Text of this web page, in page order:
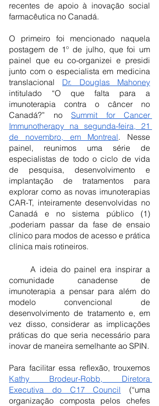
recentes de apoio à inovação social
farmacêutica no Canadá.
O primeiro foi mencionado naquela
postagem de 1º de julho, que foi um
painel que eu co-organizei e presidi
junto com o especialista em medicina
translacional
Dr. Douglas Mahoney
intitulado “O que falta para a
imunoterapia contra o câncer no
Canadá?” no
Summit for Cancer
Immunotherapy na segunda-feira, 21
de novembro, em Montreal. Nesse
painel, reunimos uma série de
especialistas de todo o ciclo de vida
de pesquisa, desenvolvimento e
implantação de tratamentos para
explorar como as novas imunoterapias
CAR-T, inteiramente desenvolvidas no
Canadá e no sistema público (1)
,poderiam passar da fase de ensaio
clínico para modos de acesso e prática
clínica mais rotineiros.
	A ideia do painel era inspirar a
comunidade canadense de
imunoterapia a pensar para além do
modelo convencional de
desenvolvimento de tratamento e, em
vez disso, considerar as implicações
práticas do que seria necessário para
Para facilitar essa reflexão, trouxemos
Kathy Brodeur-Robb, Diretora
Executiva do C17 Council (“uma
organização composta pelos chefes